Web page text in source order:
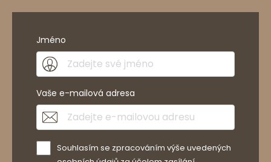
Jméno
Vaše e-mailová adresa
Souhlasím se zpracováním výše uvedených